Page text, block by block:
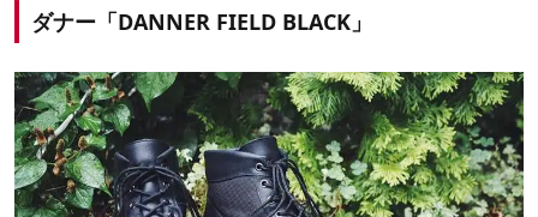
ダナー「DANNER FIELD BLACK」